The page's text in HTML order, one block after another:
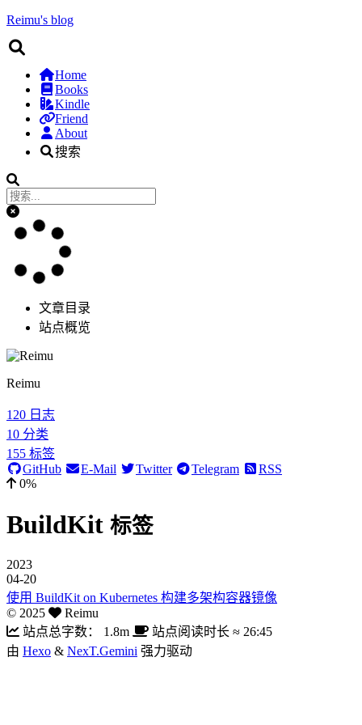
Reimu's blog
Home
Books
Kindle
Friend
About
搜索
文章目录
站点概览
Reimu
120 日志
10 分类
155 标签
GitHub
E-Mail Twitter Telegram
RSS
0%
BuildKit 标签
2023
04-20
使用 BuildKit on Kubernetes 构建多架构容器镜像
© 2025
Reimu
站点总字数：
1.8m 站点阅读时长 ≈ 26:45
由 Hexo & NexT.Gemini 强力驱动